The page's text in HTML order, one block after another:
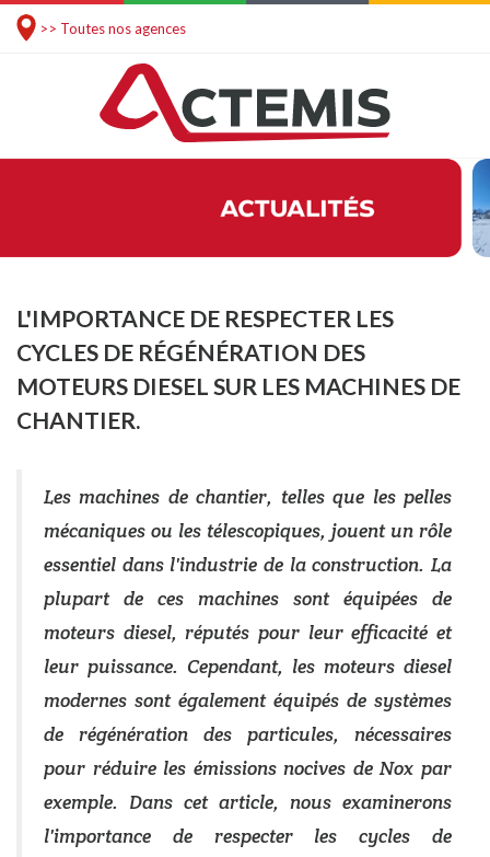
>> Toutes nos agences
L'IMPORTANCE DE RESPECTER LES
CYCLES DE RÉGÉNÉRATION DES
MOTEURS DIESEL SUR LES MACHINES DE
CHANTIER.
Les machines de chantier, telles que les pelles
mécaniques ou les télescopiques, jouent un rôle
essentiel dans l'industrie de la construction. La
plupart de ces machines sont équipées de
moteurs diesel, réputés pour leur efficacité et
leur puissance. Cependant, les moteurs diesel
modernes sont également équipés de systèmes
de régénération des particules, nécessaires
pour réduire les émissions nocives de Nox par
exemple. Dans cet article, nous examinerons
l'importance de respecter les cycles de